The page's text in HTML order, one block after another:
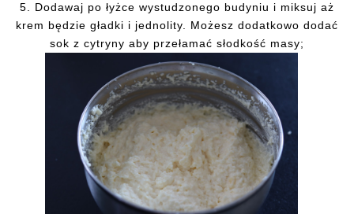
5. Dodawaj po łyżce wystudzonego budyniu i miksuj aż
krem będzie gładki i jednolity. Możesz dodatkowo dodać
sok z cytryny aby przełamać słodkość masy;